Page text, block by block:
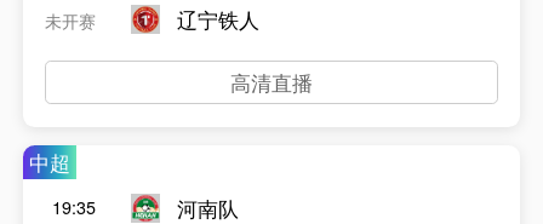
未开赛
辽宁铁人
高清直播
中超
19:35
河南队